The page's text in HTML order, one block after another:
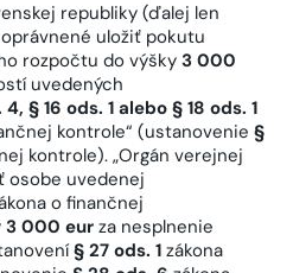
republiky (ďalej len
uložiť pokutu
rozpočtu do výšky 3 000
uvedených
4, § 16 ods. 1 alebo § 18 ods. 1
kontrole“ (ustanovenie §
kontrole). „Orgán verejnej
osobe uvedenej
o finančnej
3 000 eur za nesplnenie
§ 27 ods. 1 zákona